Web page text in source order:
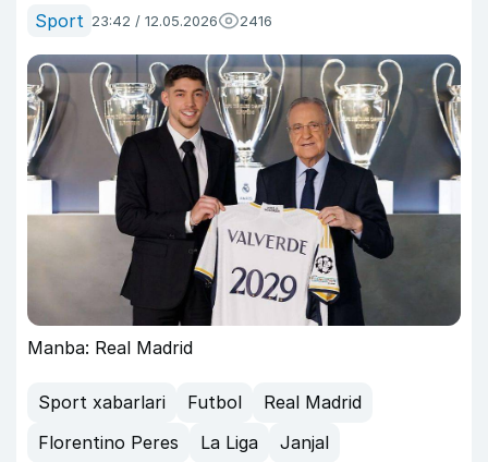
Sport 23:42 / 12.05.2026 2416
Manba: Real Madrid
Sport xabarlari Futbol
Real Madrid
Florentino Peres
La Liga
Janjal